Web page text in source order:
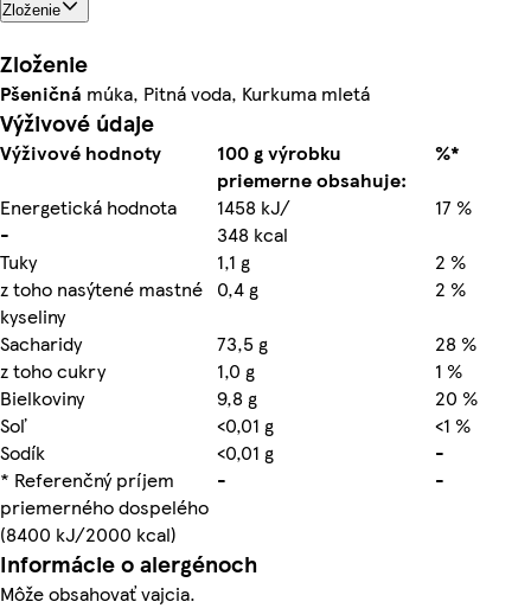
Zloženie
Zloženie
Pšeničná múka, Pitná voda, Kurkuma mletá
Výživové údaje
Výživové hodnoty
100 g výrobku
priemerne obsahuje:
%*
Energetická hodnota
1458 kJ/
17 %
-
348 kcal
Tuky
1,1 g
2 %
z toho nasýtené mastné
kyseliny
0,4 g
2 %
Sacharidy
73,5 g
28 %
z toho cukry
1,0 g
1 %
Bielkoviny
9,8 g
20 %
Soľ
<0,01 g
<1 %
Sodík
<0,01 g
-
* Referenčný príjem
priemerného dospelého
(8400 kJ/2000 kcal)
- -
Informácie o alergénoch
Môže obsahovať vajcia.